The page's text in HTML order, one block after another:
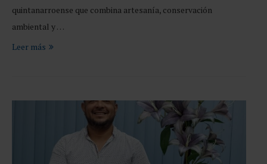
quintanarroense que combina artesanía, conservación
ambiental y …
Leer más